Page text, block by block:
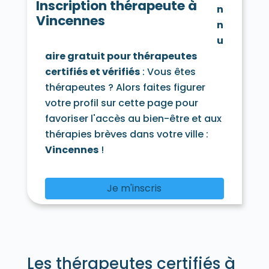
Inscription thérapeute à
Vincennes
n
n
u
aire gratuit pour thérapeutes
certifiés et vérifiés: Vous êtes
thérapeutes ? Alors faites figurer
votre profil sur cette page pour
favoriser l'accès au bien-être et aux
thérapies brèves dans votre ville :
Vincennes!
Je m'inscris
Les thérapeutes certifiés à